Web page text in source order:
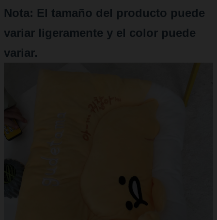
Nota: El tamaño del producto puede
variar ligeramente y el color puede
variar.